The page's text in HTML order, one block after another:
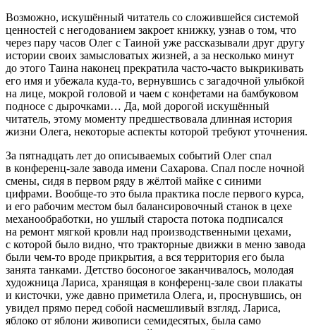
Возможно, искушённый читатель со сложившейся системой
ценностей с негодованием закроет книжку, узнав о том, что
через пару часов Олег с Таиной уже рассказывали друг другу
истории своих замысловатых жизней, а за несколько минут
до этого Таина наконец прекратила часто-часто выкрикивать
его имя и убежала куда-то, вернувшись с загадочной улыбкой
на лице, мокрой головой и чаем с конфетами на бамбуковом
подносе с дырочками… Да, мой дорогой искушённый
читатель, этому моменту предшествовала длинная история
жизни Олега, некоторые аспекты которой требуют уточнения.
За пятнадцать лет до описываемых событий Олег спал
в конференц-зале завода имени Сахарова. Спал после ночной
смены, сидя в первом ряду в жёлтой майке с синими
цифрами. Вообще-то это была практика после первого курса,
и его рабочим местом был балансировочный станок в цехе
механообработки, но ушлый староста потока подписался
на ремонт мягкой кровли над производственными цехами,
с которой было видно, что тракторные движки в меню завода
были чем-то вроде прикрытия, а вся территория его была
занята танками. Детство босоногое заканчивалось, молодая
художница Лариса, хранящая в конференц-зале свои плакаты
и кисточки, уже давно приметила Олега, и, проснувшись, он
увидел прямо перед собой насмешливый взгляд. Лариса,
яблоко от яблони живописи семидесятых, была само